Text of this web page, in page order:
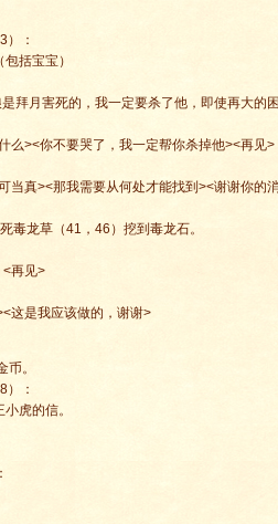
：
括宝宝）
拜月害死的，我一定要杀了他，即使再大的
么><你不要哭了，我一定帮你杀掉他><再见>
当真><那我需要从何处才能找到><谢谢你的
毒龙草（41，46）挖到毒龙石。
再见>
这是我应该做的，谢谢>
。
：
虎的信。